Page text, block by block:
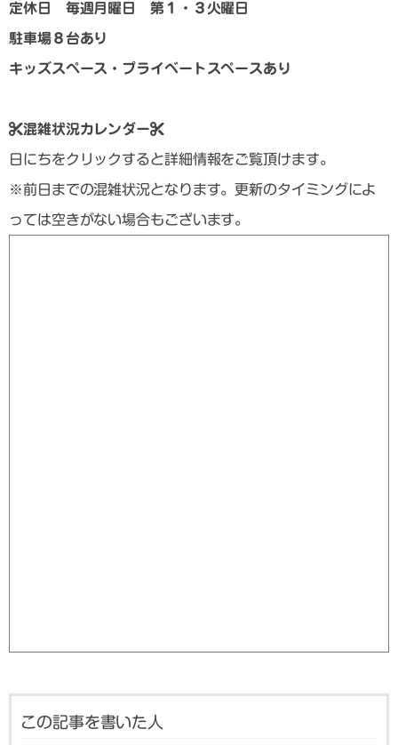
定休日 毎週月曜日 第１・３火曜日
駐車場８台あり
キッズスペース・プライベートスペースあり
混雑状況カレンダー
日にちをクリックすると詳細情報をご覧頂けます。
※前日までの混雑状況となります。更新のタイミングによ
っては空きがない場合もございます。
この記事を書いた人